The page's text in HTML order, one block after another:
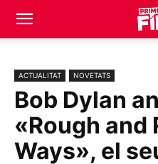
ACTUALITAT NOVETATS
Bob Dylan
«Rough and
Ways», el